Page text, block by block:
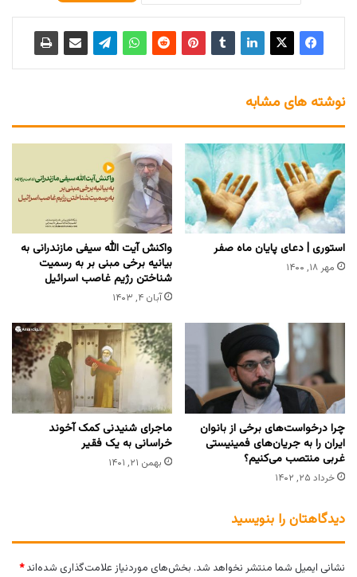
نوشته های مشابه
استوری | دعای پایان ماه صفر
مهر ۱۸, ۱۴۰۰
واکنش آیت الله سیفی مازندرانی به
بیانیه برخی مبنی بر به رسمیت
شناختن رژیم غاصب اسرائیل
آبان ۴, ۱۴۰۳
چرا درخواست‌های برخی از بانوان
ایران را به جریان‌های فمینیستی
غربی منتصب می‌کنیم؟
خرداد ۲۵, ۱۴۰۲
ماجرای شنیدنی کمک آخوند
خراسانی به یک فقیر
بهمن ۲۱, ۱۴۰۱
دیدگاهتان را بنویسید
نشانی ایمیل شما منتشر نخواهد شد. بخش‌های موردنیاز علامت‌گذاری شده‌اند*